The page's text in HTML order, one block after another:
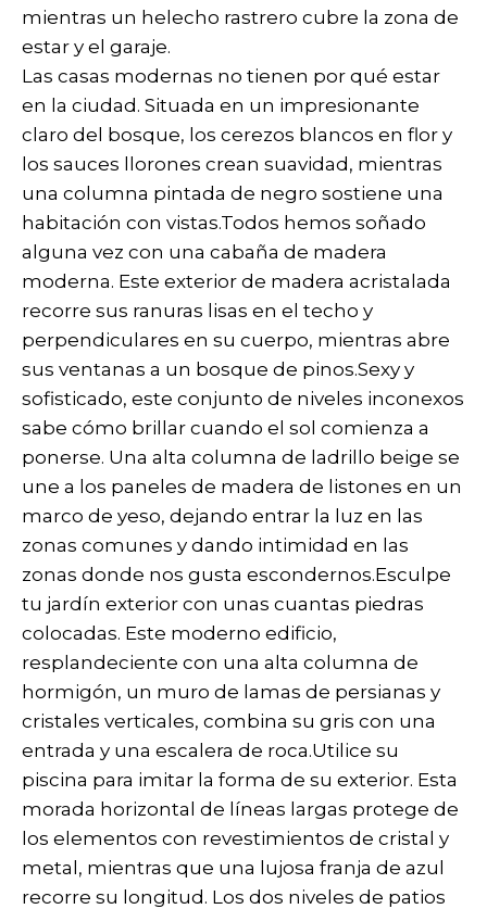
mientras un helecho rastrero cubre la zona de
estar y el garaje.
Las casas modernas no tienen por qué estar
en la ciudad. Situada en un impresionante
claro del bosque, los cerezos blancos en flor y
los sauces llorones crean suavidad, mientras
una columna pintada de negro sostiene una
habitación con vistas.Todos hemos soñado
alguna vez con una cabaña de madera
moderna. Este exterior de madera acristalada
recorre sus ranuras lisas en el techo y
perpendiculares en su cuerpo, mientras abre
sus ventanas a un bosque de pinos.Sexy y
sofisticado, este conjunto de niveles inconexos
sabe cómo brillar cuando el sol comienza a
ponerse. Una alta columna de ladrillo beige se
une a los paneles de madera de listones en un
marco de yeso, dejando entrar la luz en las
zonas comunes y dando intimidad en las
zonas donde nos gusta escondernos.Esculpe
tu jardín exterior con unas cuantas piedras
colocadas. Este moderno edificio,
resplandeciente con una alta columna de
hormigón, un muro de lamas de persianas y
cristales verticales, combina su gris con una
entrada y una escalera de roca.Utilice su
piscina para imitar la forma de su exterior. Esta
morada horizontal de líneas largas protege de
los elementos con revestimientos de cristal y
metal, mientras que una lujosa franja de azul
recorre su longitud. Los dos niveles de patios